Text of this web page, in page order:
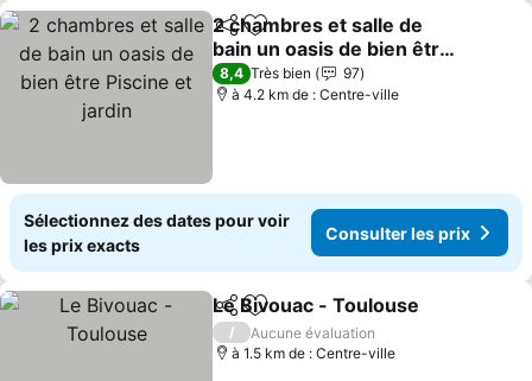
PartagerAjouter à mes favoris
2 chambres et salle de
bain un oasis de bien être
Piscine et jardin
8,4 Très bien
97
à 4.2 km de : Centre-ville
Sélectionnez des dates pour voir
les prix exacts
Consulter les prix
PartagerAjouter à mes favoris
Le Bivouac - Toulouse
/
Aucune évaluation
à 1.5 km de : Centre-ville